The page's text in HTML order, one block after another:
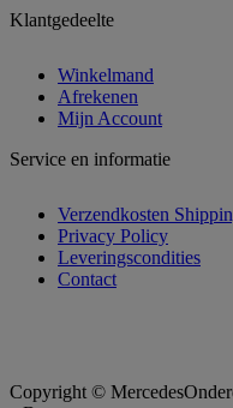
Klantgedeelte
Winkelmand
Afrekenen
Mijn Account
Service en informatie
Verzendkosten
Privacy Policy
Leveringscondities
Contact
Copyright ©